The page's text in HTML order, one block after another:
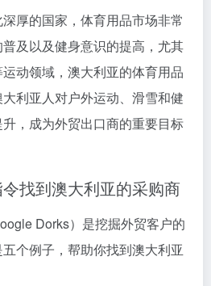
厚的国家，体育用品市场非常
及以及健身意识的提高，尤其
动领域，澳大利亚的体育用品
利亚人对户外运动、滑雪和健
，成为外贸出口商的重要目标
找到澳大利亚的采购商
Dorks）是挖掘外贸客户的
个例子，帮助你找到澳大利亚